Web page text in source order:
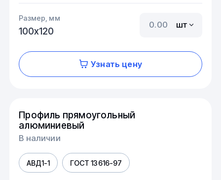
Размер, мм
100х120
шт
Узнать цену
Профиль прямоугольный
алюминиевый
В наличии
АВД1-1 ГОСТ 13616-97